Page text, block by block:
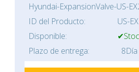
Hyundai-ExpansionValve-US-
ID del Producto:
US-
Disponible:
Plazo de entrega:
8Día